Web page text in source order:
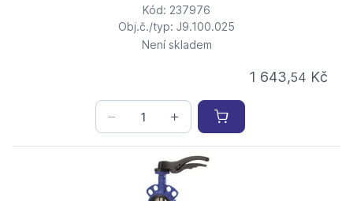
Kód: 237976
Obj.č./typ: J9.100.025
Není skladem
1 643,54 Kč